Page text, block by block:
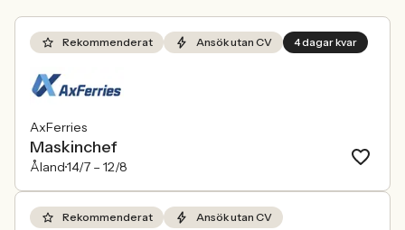
Rekommenderat Ansök utan CV 4 dagar kvar
AxFerries
Maskinchef
Åland14/7 – 12/8
Rekommenderat Ansök utan CV